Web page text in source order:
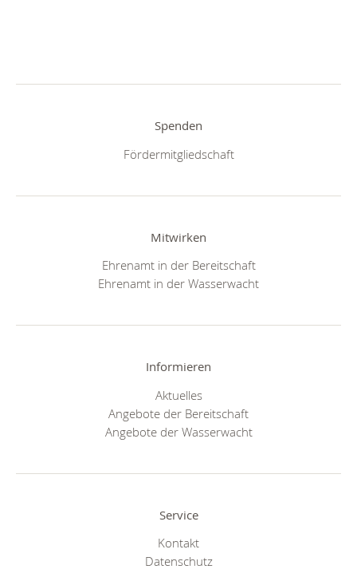
Spenden
Fördermitgliedschaft
Mitwirken
Ehrenamt in der Bereitschaft
Ehrenamt in der Wasserwacht
Informieren
Aktuelles
Angebote der Bereitschaft
Angebote der Wasserwacht
Service
Kontakt
Datenschutz